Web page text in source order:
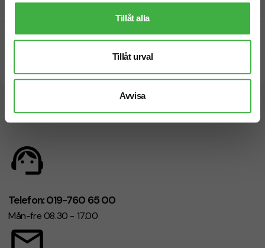
Tillåt alla
Tillåt urval
Avvisa
Fri offert
Prisgaranti
Vi hjälper dig gärna!
Telefon: 019-760 65 00
Mån-fre 08.30 - 17.00